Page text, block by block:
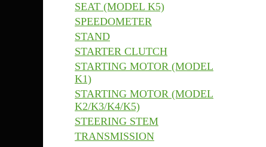
SEAT (MODEL K5)
SPEEDOMETER
STAND
STARTER CLUTCH
STARTING MOTOR (MODEL
K1)
STARTING MOTOR (MODEL
K2/K3/K4/K5)
STEERING STEM
TRANSMISSION